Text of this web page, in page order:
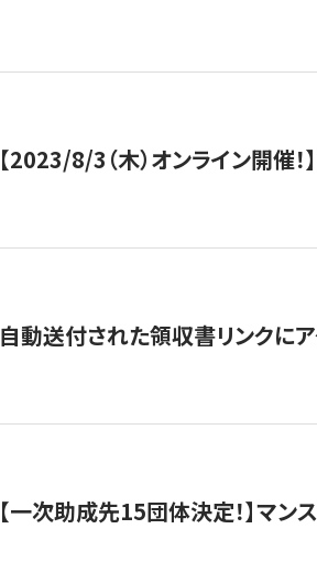
【2023/8/3（木）オンライン開催
自動送付された領収書リンクに
【一次助成先15団体決定！】マ